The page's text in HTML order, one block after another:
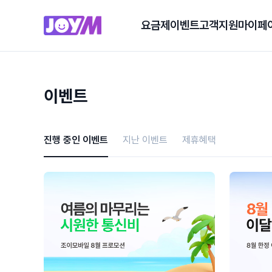
요금제 이벤트고객지원마이페
이벤트
진행 중인 이벤트 지난 이벤트 제휴혜택